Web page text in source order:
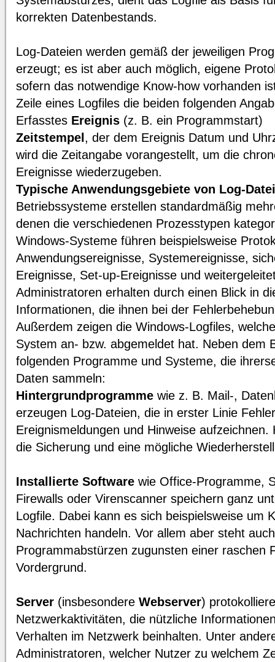
korrekten Datenbestands.
Log-Dateien werden gemäß der jeweiligen
erzeugt; es ist aber auch möglich, eigene
sofern das notwendige Know-how vorhanden
Zeile eines Logfiles die beiden folgenden
Erfasstes Ereignis (z. B. ein Programmstart)
Zeitstempel , der dem Ereignis Datum und
wird die Zeitangabe vorangestellt, um die
Ereignisse wiederzugeben.
Typische Anwendungsgebiete von Log-
Betriebssysteme erstellen standardmäßig
denen die verschiedenen Prozesstypen
Windows-Systeme führen beispielsweise
Anwendungsereignisse, Systemereignisse,
Ereignisse, Set-up-Ereignisse und
Administratoren erhalten durch einen Blick in
Informationen, die ihnen bei der
Außerdem zeigen die Windows-Logfiles,
System an- bzw. abgemeldet hat. Neben dem
folgenden Programme und Systeme, die
Daten sammeln:
Hintergrundprogramme wie z. B. Mail-,
erzeugen Log-Dateien, die in erster Linie
Ereignismeldungen und Hinweise
die Sicherung und eine mögliche
Installierte Software wie Office-Programme,
Firewalls oder Virenscanner speichern ganz
Logfile. Dabei kann es sich beispielsweise um
Nachrichten handeln. Vor allem aber steht
Programmabstürzen zugunsten einer raschen
Vordergrund.
Server (insbesondere Webserver)
Netzwerkaktivitäten, die nützliche
Verhalten im Netzwerk beinhalten. Unter
Administratoren, welcher Nutzer zu welchem